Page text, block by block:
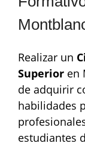
Realizar un
Superior en
de adquirir
habilidades
estudiantes